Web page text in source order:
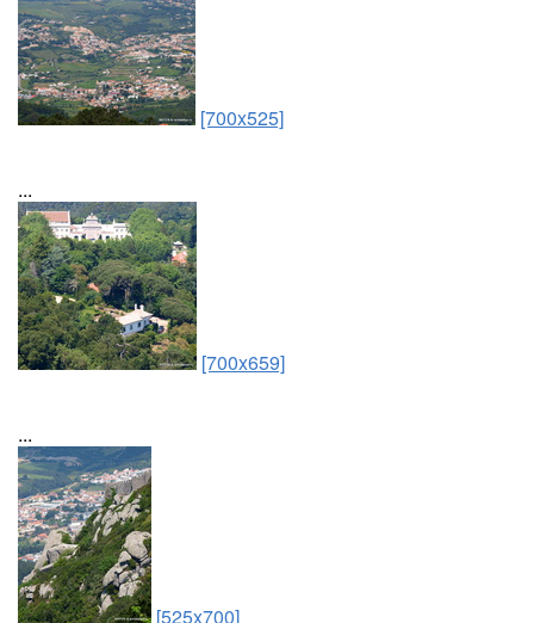
[700x525]
...
[700x659]
...
[525x700]